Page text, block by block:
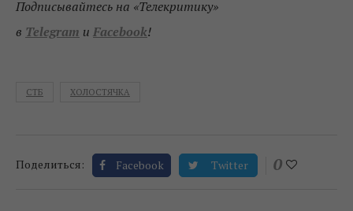
Подписывайтесь на «Телекритику»
в Telegram и Facebook!
СТБ ХОЛОСТЯЧКА
Поделиться: Facebook Twitter 0